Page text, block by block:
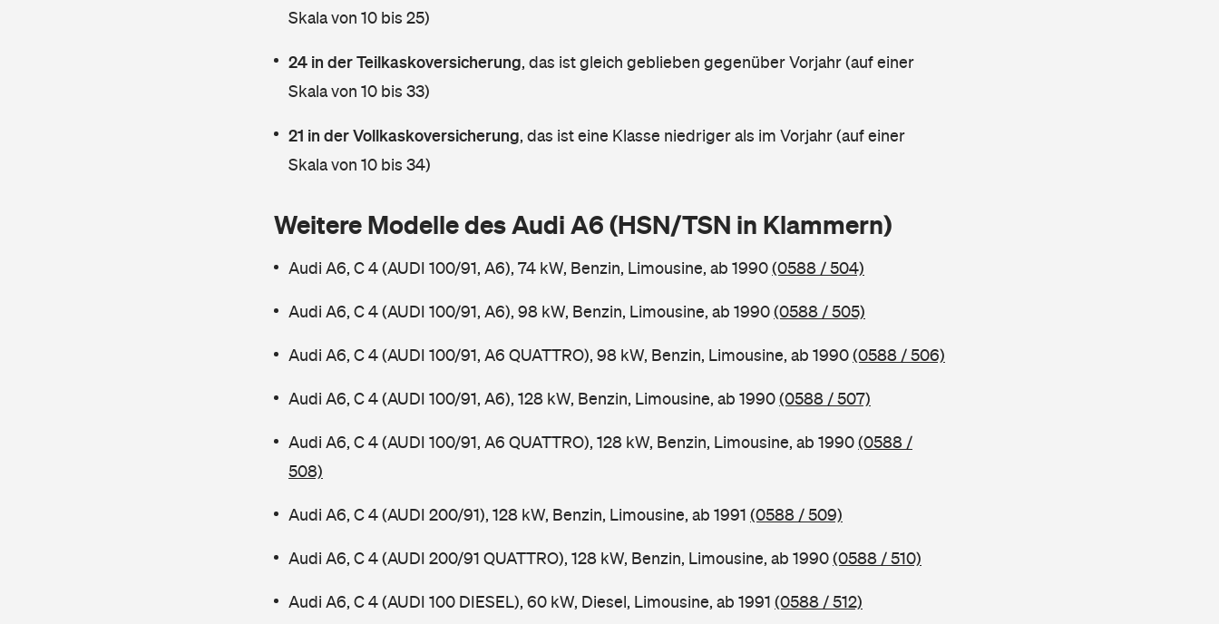
Skala von 10 bis 25)
24 in der Teilkaskoversicherung, das ist gleich geblieben gegenüber Vorjahr (auf einer
Skala von 10 bis 33)
21 in der Vollkaskoversicherung, das ist eine Klasse niedriger als im Vorjahr (auf einer
Skala von 10 bis 34)
Weitere Modelle des Audi A6 (HSN/TSN in Klammern)
Audi A6, C 4 (AUDI 100/91, A6), 74 kW, Benzin, Limousine, ab 1990(0588 / 504)
Audi A6, C 4 (AUDI 100/91, A6), 98 kW, Benzin, Limousine, ab 1990(0588 / 505)
Audi A6, C 4 (AUDI 100/91, A6 QUATTRO), 98 kW, Benzin, Limousine, ab 1990(0588 / 506)
Audi A6, C 4 (AUDI 100/91, A6), 128 kW, Benzin, Limousine, ab 1990(0588 / 507)
Audi A6, C 4 (AUDI 100/91, A6 QUATTRO), 128 kW, Benzin, Limousine, ab 1990(0588 /
508)
Audi A6, C 4 (AUDI 200/91), 128 kW, Benzin, Limousine, ab 1991 (0588 / 509)
Audi A6, C 4 (AUDI 200/91 QUATTRO), 128 kW, Benzin, Limousine, ab 1990(0588 / 510)
Audi A6, C 4 (AUDI 100 DIESEL), 60 kW, Diesel, Limousine, ab 1991 (0588 / 512)